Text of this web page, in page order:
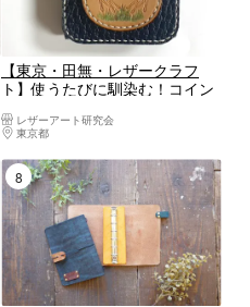
【東京・田無・レザークラフ
ト】使うたびに馴染む！コイン
レザーアート研究会
東京都
8位